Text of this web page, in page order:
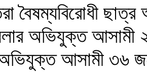
বৈষম্যবিরোধী
অভিযুক্ত আসামী
আসামী ৩৬